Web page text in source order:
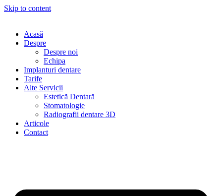
Skip to content
Acasă
Despre
Despre noi
Echipa
Implanturi dentare
Tarife
Alte Servicii
Estetică Dentară
Stomatologie
Radiografii dentare 3D
Articole
Contact